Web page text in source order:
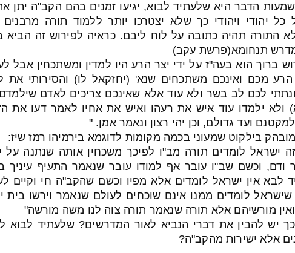
הדבר היא שלעתיד לבוא, יגיעו זמנים בהם הקב"ה יתן
כל יהודי ויהודי כך שלא יצטרכו יותר ללמוד תורה
התורה תהיה כתובה על לוח ליבם. כראיה לפירוש זה הביא
תנחומא(פרשת עקב)
ברוך הוא בעה"ז על ידי יצר הרע היו למדין ומשתכחין אבל
הרע מכם ואינכם משתכחים שנא' (יחזקאל לו) והסירותי את
לכם לב בשר ולא עוד אלא שאינכם צריכים לאדם
ולא ילמדו עוד איש את רעהו ואיש את אחיו לאמר דעו את
למקטנם ועד גדולם, וכן יהי רצון ונאמר אמן. "
מובהק בילקוט שמעוני בכמה מקומות לדוגמא בירמיהו רמז שיז:
ישראל לומדים תורה מב"ו לפיכך משכחין אותה שנתנה על
וכשם שב"ו עובר אף למודו עובר שנאמר התעיף עיניך בו
לבא אין ישראל לומדים אלא מפיו וכשם שהקב"ה חי וקיים
שישראל לומדים ממנו אינם שוכחים לעולם שנאמר וירשו בית
מורשיהם אלא תורה שנאמר תורה צוה לנו משה מורשה"
יש להבין את דברי הנביא לאור המדרשים? שלעתיד לבוא
אלא ישירות מהקב"ה?